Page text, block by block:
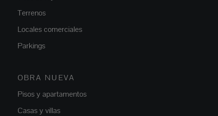
Terrenos
Locales comerciales
Parkings
OBRA NUEVA
Pisos y apartamentos
Casas y villas